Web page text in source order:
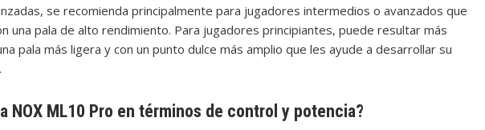
se recomienda principalmente para jugadores intermedios o avanzados que
una pala de alto rendimiento. Para jugadores principiantes, puede resultar más
pala más ligera y con un punto dulce más amplio que les ayude a desarrollar su
NOX ML10 Pro en términos de control y potencia?